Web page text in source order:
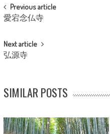
POST NAVIGATION
Previous article
愛宕念仏寺
Next article
弘源寺
SIMILAR POSTS